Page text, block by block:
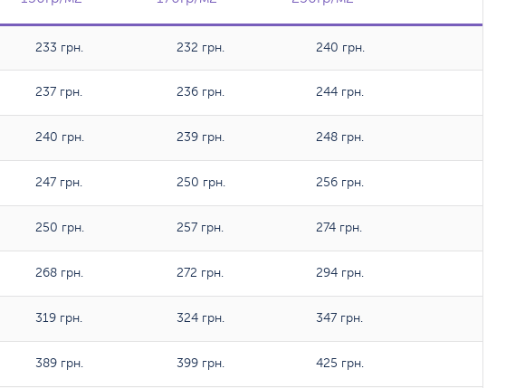
233 грн. 232 грн. 240 грн.
237 грн. 236 грн. 244 грн.
240 грн. 239 грн. 248 грн.
247 грн. 250 грн. 256 грн.
250 грн. 257 грн. 274 грн.
268 грн. 272 грн. 294 грн.
319 грн. 324 грн. 347 грн.
389 грн. 399 грн. 425 грн.